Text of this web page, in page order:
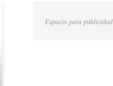
Espacio para publicidad